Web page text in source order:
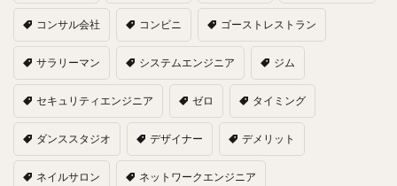
コンサル会社 コンビニ ゴーストレストラン
サラリーマン システムエンジニア ジム
セキュリティエンジニア ゼロ タイミング
ダンススタジオ デザイナー デメリット
ネイルサロン ネットワークエンジニア